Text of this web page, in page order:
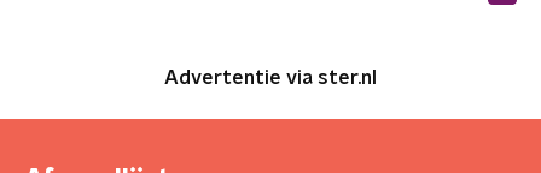
Advertentie via ster.nl